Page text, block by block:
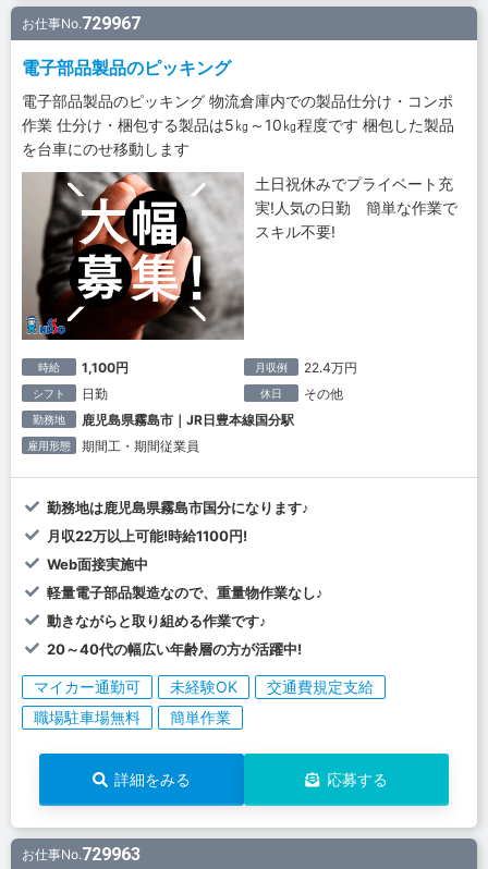
お仕事No.729967
電子部品製品のピッキング
電子部品製品のピッキング 物流倉庫内での製品仕分け・コンポ
作業 仕分け・梱包する製品は5㎏～10㎏程度です 梱包した製品
を台車にのせ移動します
土日祝休みでプライベート充
実!人気の日勤 簡単な作業で
スキル不要!
時給 1,100円 月収例 22.4万円
シフト 日勤 休日 その他
勤務地 鹿児島県霧島市｜JR日豊本線国分駅
雇用形態 期間工・期間従業員
勤務地は鹿児島県霧島市国分になります♪
月収22万以上可能!時給1100円!
Web面接実施中
軽量電子部品製造なので、重量物作業なし♪
動きながらと取り組める作業です♪
20～40代の幅広い年齢層の方が活躍中!
マイカー通勤可 未経験OK
交通費規定支給
職場駐車場無料
簡単作業
詳細をみる 応募する
お仕事No.729963